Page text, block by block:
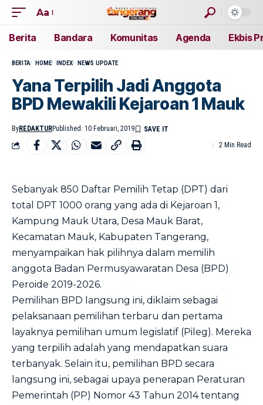
Aa
Berita Bandara Komunitas Agenda Ekbis
BERITA HOME INDEX NEWS UPDATE
Yana Terpilih Jadi Anggota
BPD Mewakili Kejaroan 1 Mauk
ByREDAKTURPublished: 10 Februari, 2019
2 Min Read
Sebanyak 850 Daftar Pemilih Tetap (DPT) dari
total DPT 1000 orang yang ada di Kejaroan 1,
Kampung Mauk Utara, Desa Mauk Barat,
Kecamatan Mauk, Kabupaten Tangerang,
menyampaikan hak pilihnya dalam memilih
anggota Badan Permusyawaratan Desa (BPD)
Peroide 2019-2026.
Pemilihan BPD langsung ini, diklaim sebagai
pelaksanaan pemilihan terbaru dan pertama
layaknya pemilihan umum legislatif (Pileg). Mereka
yang terpilih adalah yang mendapatkan suara
terbanyak. Selain itu, pemilihan BPD secara
langsung ini, sebagai upaya penerapan Peraturan
Pemerintah (PP) Nomor 43 Tahun 2014 tentang